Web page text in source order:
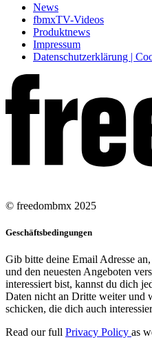
News
fbmxTV-Videos
Produktnews
Impressum
Datenschutzerklärung |
© freedombmx 2025
Geschäftsbedingungen
Gib bitte deine Email Adresse
und den neuesten Angeboten
interessiert bist, kannst du dich
Daten nicht an Dritte weiter und
schicken, die dich auch
Read our full Privacy Policy as